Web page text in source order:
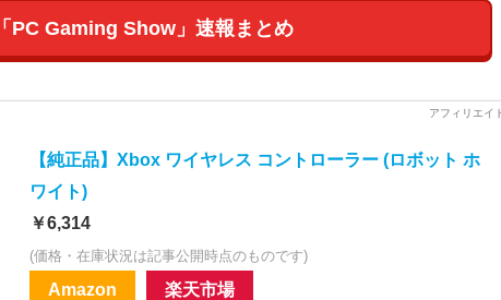
「PC Gaming Show」速報まとめ
【純正品】Xbox ワイヤレス コントローラー (ロボット ホ
ワイト)
￥6,314
(価格・在庫状況は記事公開時点のものです)
Amazon 楽天市場